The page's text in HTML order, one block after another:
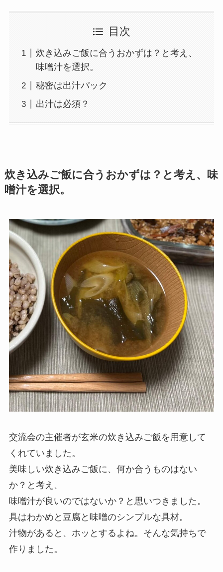
目次
炊き込みご飯に合うおかずは？と考え、
味噌汁を選択。
秘密は出汁パック
出汁は必須？
炊き込みご飯に合うおかずは？と考え、味
噌汁を選択。
交流会の主催者が玄米の炊き込みご飯を用意して
くれていました。
美味しい炊き込みご飯に、何か合うものはない
か？と考え、
味噌汁が良いのではないか？と思いつきました。
具はわかめと豆腐と味噌のシンプルな具材。
汁物があると、ホッとするよね。そんな気持ちで
作りました。